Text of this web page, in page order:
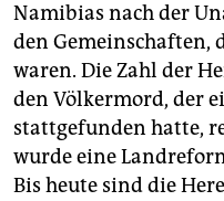
Namibias nach der
den Gemeinschaften,
waren. Die Zahl der
den Völkermord, der
stattgefunden hatte,
wurde eine
Bis heute sind die